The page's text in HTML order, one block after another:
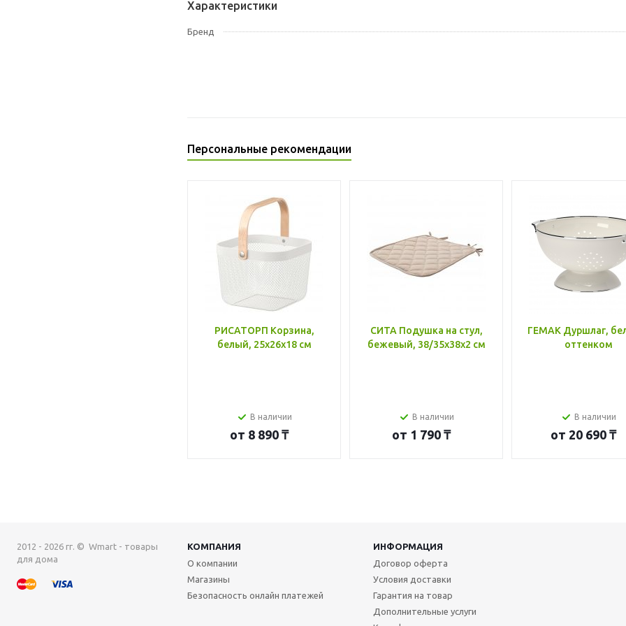
Характеристики
Бренд
Персональные рекомендации
РИСАТОРП Корзина,
белый, 25x26x18 см
В наличии
от 8 890 ₸
СИТА Подушка на стул,
бежевый, 38/35x38x2 см
В наличии
от 1 790 ₸
ГЕМАК Дуршлаг,
оттенком
В наличии
от 20 690 ₸
2012 - 2026 гг. © Wmart - товары
для дома
КОМПАНИЯ
ИНФОРМАЦИЯ
О компании
Магазины
Безопасность онлайн платежей
Договор оферта
Условия доставки
Гарантия на товар
Дополнительные услуги